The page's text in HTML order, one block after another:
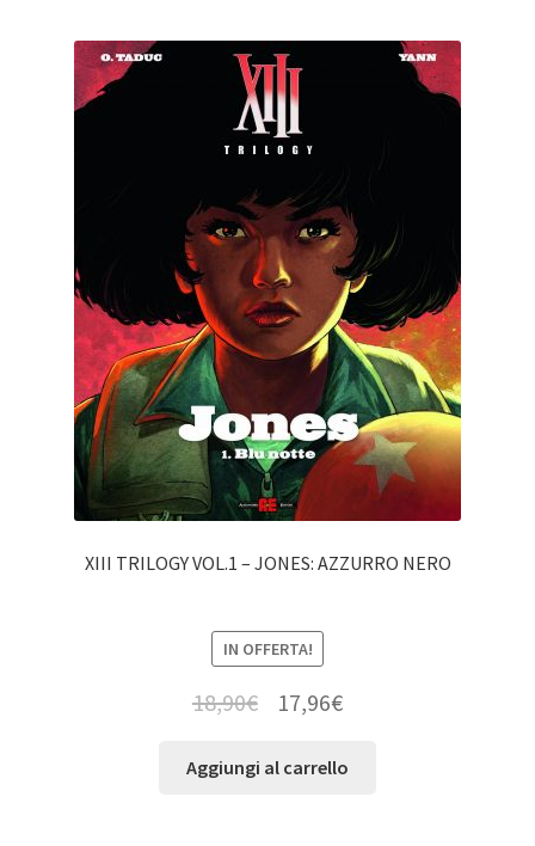
XIII TRILOGY VOL.1 – JONES: AZZURRO NERO
IN OFFERTA!
18,90€ 17,96€
Aggiungi al carrello